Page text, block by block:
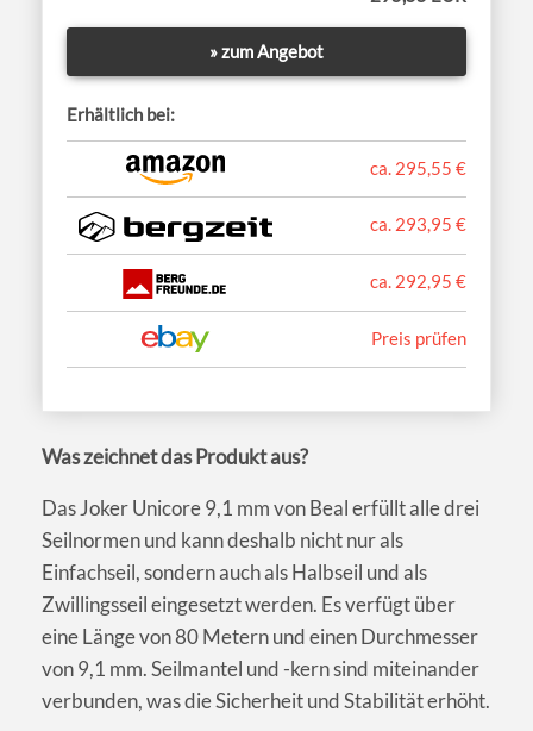
» zum Angebot
Erhältlich bei:
ca. 295,55 €
ca. 293,95 €
ca. 292,95 €
Preis prüfen
Was zeichnet das Produkt aus?
Das Joker Unicore 9,1 mm von Beal erfüllt alle drei
Seilnormen und kann deshalb nicht nur als
Einfachseil, sondern auch als Halbseil und als
Zwillingsseil eingesetzt werden. Es verfügt über
eine Länge von 80 Metern und einen Durchmesser
von 9,1 mm. Seilmantel und -kern sind miteinander
verbunden, was die Sicherheit und Stabilität erhöht.